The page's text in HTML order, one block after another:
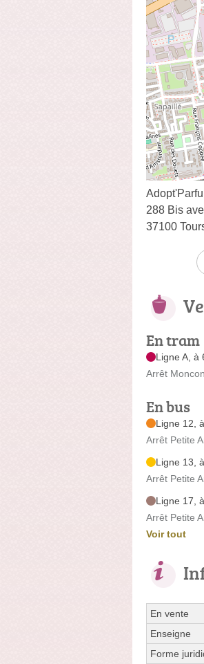
288 Bis
37100
En tram
Ligne A, à
Arrêt
En bus
Ligne 12,
Arrêt Petite
Ligne 13,
Arrêt Petite
Ligne 17,
Arrêt Petite
Voir tout
En vente
Enseigne
Forme